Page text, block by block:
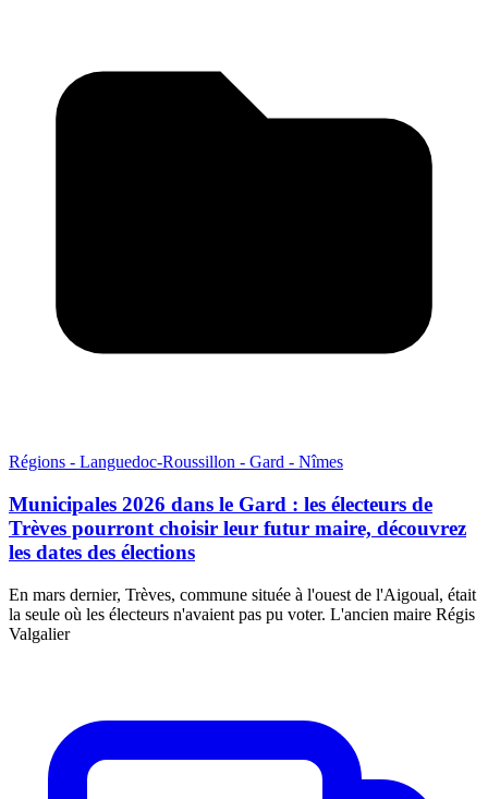
Régions - Languedoc-Roussillon - Gard - Nîmes
Municipales 2026 dans le Gard : les électeurs de
Trèves pourront choisir leur futur maire, découvrez
les dates des élections
En mars dernier, Trèves, commune située à l'ouest de l'Aigoual, était
la seule où les électeurs n'avaient pas pu voter. L'ancien maire Régis
Valgalier